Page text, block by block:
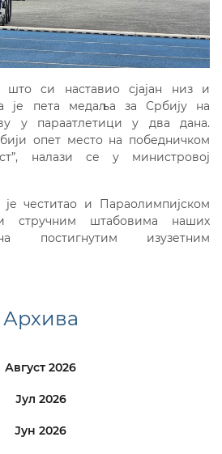
што си наставио сјајан низ и
је пета медаља за Србију на
у параатлетици у два дана.
опет место на победничком
налази се у министровој
честитао и Параолимпијском
стручним штабовима наших
постигнутим изузетним
Архива
Август 2026
Јул 2026
Јун 2026